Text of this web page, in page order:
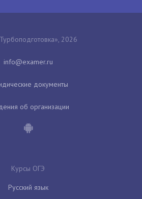
2026
документы
об организации
Курсы ОГЭ
Русский язык